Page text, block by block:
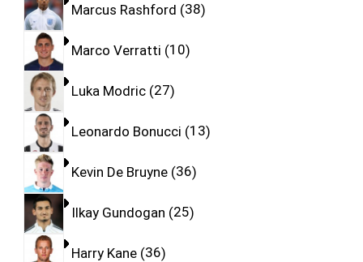
Marcus Rashford 38
Marco Verratti 10
Luka Modric 27
Leonardo Bonucci 13
Kevin De Bruyne 36
Ilkay Gundogan 25
Harry Kane 36